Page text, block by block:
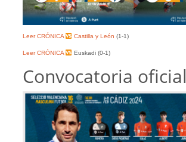
Leer CRÓNICA Castilla y León (1-1)
Leer CRÓNICA Euskadi (0-1)
Convocatoria oficial